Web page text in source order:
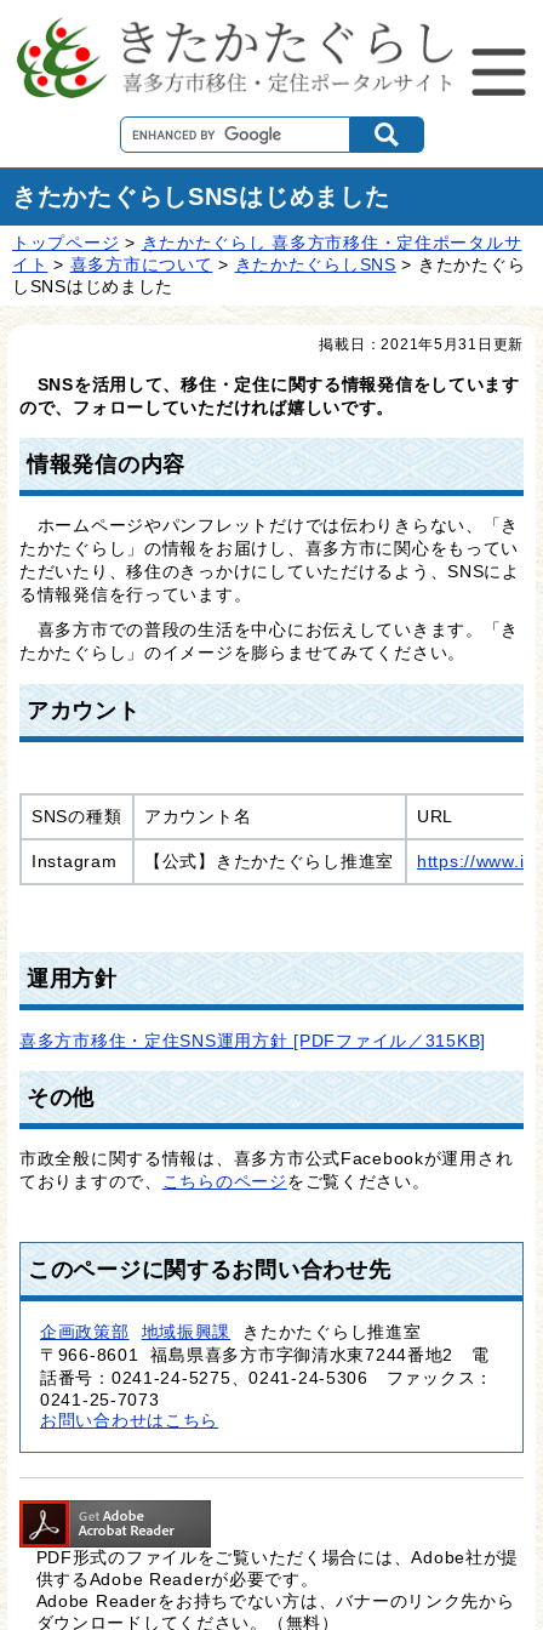
きたかたぐらしSNSはじめました
トップページ > きたかたぐらし 喜多方市移住・定住ポータルサ
イト > 喜多方市について > きたかたぐらしSNS > きたかたぐら
しSNSはじめました
掲載日：2021年5月31日更新
SNSを活用して、移住・定住に関する情報発信をしています
ので、フォローしていただければ嬉しいです。
情報発信の内容
ホームページやパンフレットだけでは伝わりきらない、「き
たかたぐらし」の情報をお届けし、喜多方市に関心をもってい
ただいたり、移住のきっかけにしていただけるよう、SNSによ
る情報発信を行っています。
喜多方市での普段の生活を中心にお伝えしていきます。「き
たかたぐらし」のイメージを膨らませてみてください。
アカウント
SNSの種類 アカウント名 URL
Instagram 【公式】きたかたぐらし推進室 https://
運用方針
喜多方市移住・定住SNS運用方針 [PDFファイル／315KB]
その他
市政全般に関する情報は、喜多方市公式Facebookが運用され
ておりますので、 こちらのページをご覧ください。
このページに関するお問い合わせ先
企画政策部 地域振興課
きたかたぐらし推進室
〒966-8601
福島県喜多方市字御清水東7244番地2
電
話番号：0241-24-5275、0241-24-5306
ファックス：
0241-25-7073
お問い合わせはこちら
PDF形式のファイルをご覧いただく場合には、Adobe社が提
供するAdobe Readerが必要です。
Adobe Readerをお持ちでない方は、バナーのリンク先から
ダウンロードしてください。（無料）